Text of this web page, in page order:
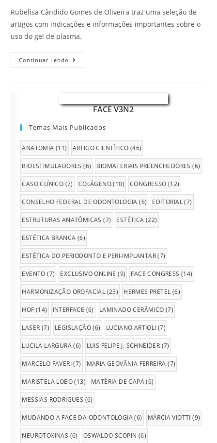
Rubelisa Cândido Gomes de Oliveira traz uma seleção de
artigos com indicações e informações importantes sobre o
uso do gel de plasma.
Continuar Lendo
FACE V3N2
Temas Mais Publicados
ANATOMIA (11) ARTIGO CIENTÍFICO (46)
BIOESTIMULADORES (6) BIOMATERIAIS PREENCHEDORES (6)
CASO CLÍNICO (7) COLÁGENO(10) CONGRESSO (12)
CONSELHO FEDERAL DE ODONTOLOGIA (6) EDITORIAL(7)
ESTRUTURAS ANATÔMICAS (7) ESTÉTICA (22)
ESTÉTICA BRANCA (6)
ESTÉTICA DO PERIODONTO E PERI-IMPLANTAR(7)
EVENTO (7) EXCLUSIVO ONLINE (9) FACE CONGRESS (14)
HARMONIZAÇÃO OROFACIAL (23) HERMES PRETEL (6)
HOF (14) INTERFACE (6) LAMINADO CERÂMICO (7)
LASER (7) LEGISLAÇÃO(6) LUCIANO ARTIOLI (7)
LUCILA LARGURA(6) LUIS FELIPE J. SCHNEIDER (7)
MARCELO FAVERI(7) MARIA GEOVÂNIA FERREIRA (7)
MARISTELA LOBO(13) MATÉRIA DE CAPA(6)
MESSIAS RODRIGUES (6)
MUDANDO A FACE DA ODONTOLOGIA(6) MÁRCIA VIOTTI (9)
NEUROTOXINAS (6) OSWALDO SCOPIN (6)